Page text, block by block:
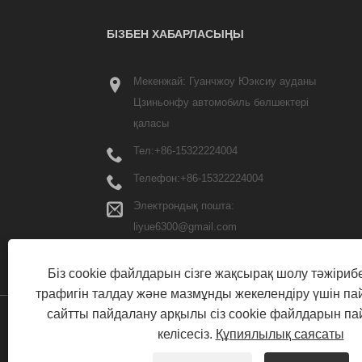
БІЗБЕН ХАБАРЛАСЫҢЫ
Мекенжай: Гуанчжоу Юэксиу ауданы
Цзиньонфу автомобиль бөлшектері
қаласы
Тел:+86-15322224004
Телефон:+86-15322224004
Электрондық пошта:
liyue6300@gmail.com
ӨНІМДЕР
Біз cookie файлдарын сізге жақсырақ шолу
трафигін талдау және мазмұнды жекелендіру үшін
сайтты пайдалану арқылы сіз cookie файлдарын
келісесіз. Құпиялылық саясаты